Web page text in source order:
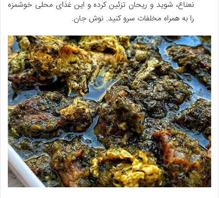
نعناع، شوید و ریحان تزئین کرده و این غذای محلی خوشمزه
را به همراه مخلفات سرو کنید. نوش جان.